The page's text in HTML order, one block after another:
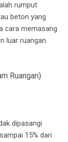
rumput
beton yang
cara memasang
luar ruangan.
Ruangan)
dipasangi
15% dari